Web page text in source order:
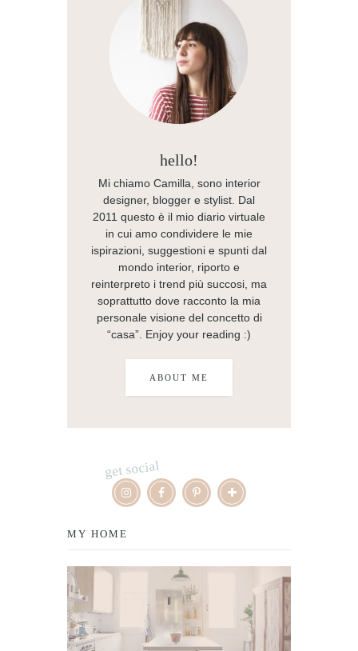
hello!
Mi chiamo Camilla, sono interior
designer, blogger e stylist. Dal
2011 questo è il mio diario virtuale
in cui amo condividere le mie
ispirazioni, suggestioni e spunti dal
mondo interior, riporto e
reinterpreto i trend più succosi, ma
soprattutto dove racconto la mia
personale visione del concetto di
“casa”. Enjoy your reading :)
ABOUT ME
get social
MY HOME